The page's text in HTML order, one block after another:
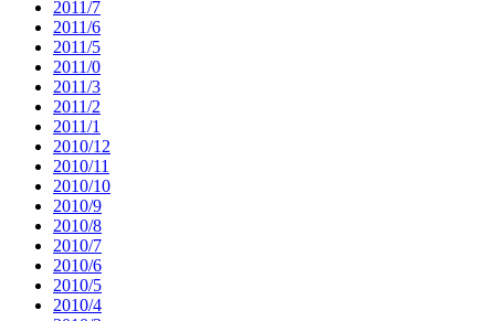
2011/7
2011/6
2011/5
2011/0
2011/3
2011/2
2011/1
2010/12
2010/11
2010/10
2010/9
2010/8
2010/7
2010/6
2010/5
2010/4